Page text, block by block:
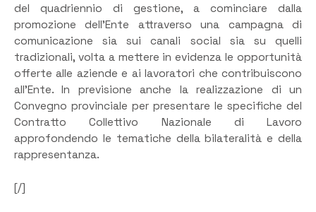
del quadriennio di gestione, a cominciare dalla
promozione dell’Ente attraverso una campagna di
comunicazione sia sui canali social sia su quelli
tradizionali, volta a mettere in evidenza le opportunità
offerte alle aziende e ai lavoratori che contribuiscono
all’Ente. In previsione anche la realizzazione di un
Convegno provinciale per presentare le specifiche del
Contratto Collettivo Nazionale di Lavoro
approfondendo le tematiche della bilateralità e della
rappresentanza.
[/]